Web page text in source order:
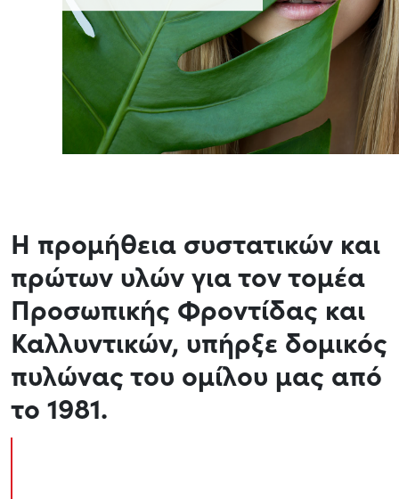
Η προμήθεια συστατικών και
πρώτων υλών για τον τομέα
Προσωπικής Φροντίδας και
Καλλυντικών, υπήρξε δομικός
πυλώνας του ομίλου μας από
το 1981.